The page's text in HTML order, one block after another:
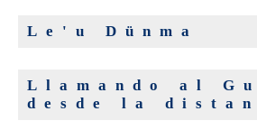
Le'u Dünma
Llamando al
desde la